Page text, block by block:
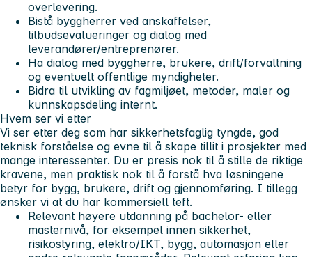
overlevering.
Bistå byggherrer ved anskaffelser,
tilbudsevalueringer og dialog med
leverandører/entreprenører.
Ha dialog med byggherre, brukere, drift/forvaltning
og eventuelt offentlige myndigheter.
Bidra til utvikling av fagmiljøet, metoder, maler og
kunnskapsdeling internt.
Hvem ser vi etter
Vi ser etter deg som har sikkerhetsfaglig tyngde, god
teknisk forståelse og evne til å skape tillit i prosjekter med
mange interessenter. Du er presis nok til å stille de riktige
kravene, men praktisk nok til å forstå hva løsningene
betyr for bygg, brukere, drift og gjennomføring. I tillegg
ønsker vi at du har kommersiell teft.
Relevant høyere utdanning på bachelor- eller
masternivå, for eksempel innen sikkerhet,
risikostyring, elektro/IKT, bygg, automasjon eller